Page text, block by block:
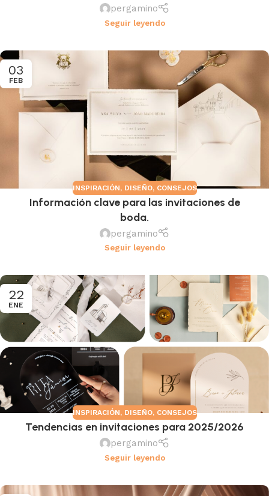
pergamino
Seguir leyendo
03
FEB
INSPIRACIÓN, DISEÑO, CONSEJOS
Información clave para las invitaciones de
boda.
pergamino
Seguir leyendo
22
ENE
INSPIRACIÓN, DISEÑO, CONSEJOS
Tendencias en invitaciones para 2025/2026
pergamino
Seguir leyendo